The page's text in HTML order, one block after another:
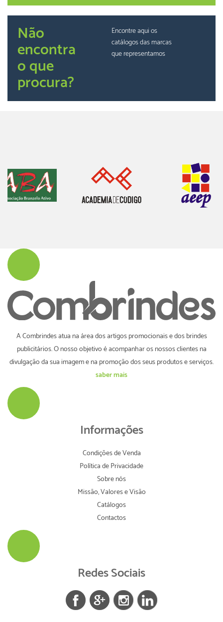
Não
encontra
o que
procura?
Encontre aqui os
catálogos das marcas
que representamos
A Combrindes atua na área dos artigos promocionais e dos brindes
publicitários. O nosso objetivo é acompanhar os nossos clientes na
divulgação da sua imagem e na promoção dos seus produtos e serviços.
saber mais
Informações
Condições de Venda
Política de Privacidade
Sobre nós
Missão, Valores e Visão
Catálogos
Contactos
Redes Sociais